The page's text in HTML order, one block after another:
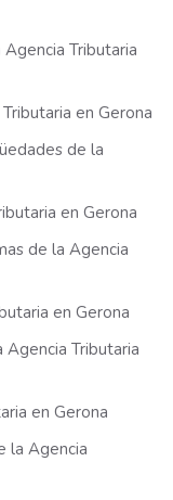
Tributaria
en Gerona
de la
en Gerona
de la Agencia
en Gerona
Tributaria
en Gerona
la Agencia